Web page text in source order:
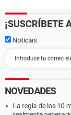
¡SUSCRÍBETE
Noticias
NOVEDADES
La regla de los 10